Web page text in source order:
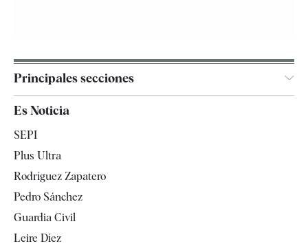
Principales secciones
Televisión
Es Noticia
SEPI
Plus Ultra
Rodríguez Zapatero
Pedro Sánchez
Guardia Civil
Leire Díez